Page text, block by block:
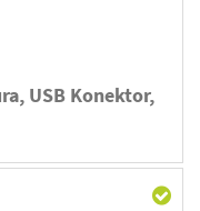
USB Konektor,